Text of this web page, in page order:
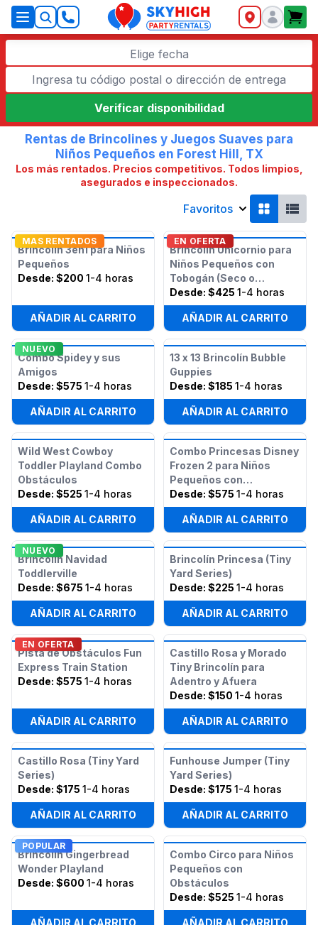
SkyHigh Logo
Elige fecha
Verificar disponibilidad
Rentas de Brincolines y Juegos Suaves para
Niños Pequeños en Forest Hill, TX
Los más rentados. Precios competitivos. Todos limpios,
asegurados e inspeccionados.
Favoritos
MAS RENTADOS
Brincolín 3en1 para Niños
Pequeños
Desde: $200 1-4 horas
AÑADIR AL CARRITO
EN OFERTA
Brincolín Unicornio para
Niños Pequeños con
Tobogán (Seco o
Húmedo)
Desde: $425 1-4 horas
AÑADIR AL CARRITO
NUEVO
Combo Spidey y sus
Amigos
Desde: $575 1-4 horas
AÑADIR AL CARRITO
13 x 13 Brincolín Bubble
Guppies
Desde: $185 1-4 horas
AÑADIR AL CARRITO
Wild West Cowboy
Toddler Playland Combo
Obstáculos
Desde: $525 1-4 horas
AÑADIR AL CARRITO
Combo Princesas Disney
Frozen 2 para Niños
Pequeños con
Obstáculos
Desde: $575 1-4 horas
AÑADIR AL CARRITO
NUEVO
Brincolín Navidad
Toddlerville
Desde: $675 1-4 horas
AÑADIR AL CARRITO
Brincolín Princesa (Tiny
Yard Series)
Desde: $225 1-4 horas
AÑADIR AL CARRITO
EN OFERTA
Pista de Obstáculos Fun
Express Train Station
Desde: $575 1-4 horas
AÑADIR AL CARRITO
Castillo Rosa y Morado
Tiny Brincolín para
Adentro y Afuera
Desde: $150 1-4 horas
AÑADIR AL CARRITO
Castillo Rosa (Tiny Yard
Series)
Desde: $175 1-4 horas
AÑADIR AL CARRITO
Funhouse Jumper (Tiny
Yard Series)
Desde: $175 1-4 horas
AÑADIR AL CARRITO
POPULAR
Brincolín Gingerbread
Wonder Playland
Desde: $600 1-4 horas
AÑADIR AL CARRITO
Combo Circo para Niños
Pequeños con
Obstáculos
Desde: $525 1-4 horas
AÑADIR AL CARRITO